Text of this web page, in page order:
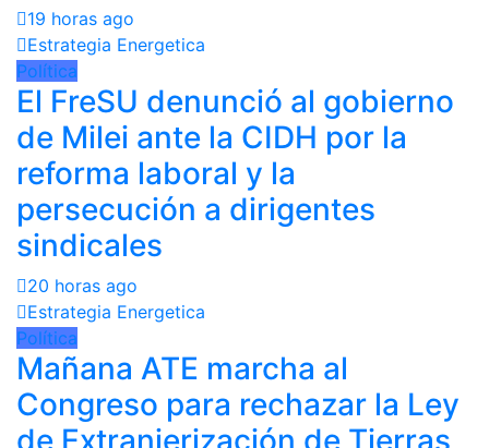
19 horas ago
Estrategia Energetica
Política
El FreSU denunció al gobierno
de Milei ante la CIDH por la
reforma laboral y la
persecución a dirigentes
sindicales
20 horas ago
Estrategia Energetica
Política
Mañana ATE marcha al
Congreso para rechazar la Ley
de Extranjerización de Tierras